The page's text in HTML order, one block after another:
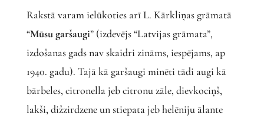
Rakstā varam ielūkoties arī L. Kārkliņas grāmatā
“Mūsu garšaugi” (izdevējs “Latvijas grāmata”,
izdošanas gads nav skaidri zināms, iespējams, ap
1940. gadu). Tajā kā garšaugi minēti tādi augi kā
bārbeles, citronella jeb citronu zāle, dievkociņš,
lakši, dižzirdzene un stiepata jeb helēniju ālante